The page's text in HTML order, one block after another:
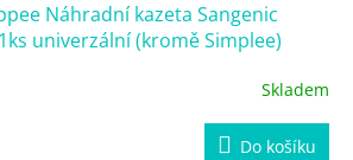
Náhradní kazeta Sangenic
univerzální (kromě Simplee)
Skladem
Do košíku